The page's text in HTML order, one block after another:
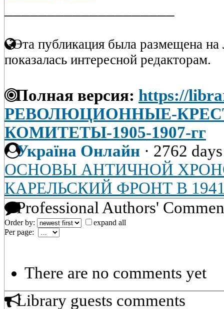
Эта публикация была размещена на
показалась интересной редакторам.
Полная версия: https://
РЕВОЛЮЦИОННЫЕ-
КОМИТЕТЫ-1905-1907-гг
Україна Онлайн · 2762
ОСНОВЫ АНТИЧНОЙ
КАРЕЛЬСКИЙ ФРОНТ В
Professional Authors'
Order by:
expand all
Per page:
There are no comments yet
Library guests comments